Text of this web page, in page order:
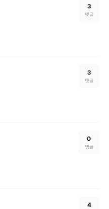
3
댓글
3
댓글
0
댓글
4